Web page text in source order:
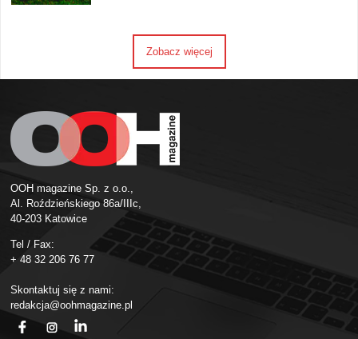
Zobacz więcej
OOH magazine Sp. z o.o.,
Al. Roździeńskiego 86a/IIIc,
40-203 Katowice
Tel / Fax:
+ 48 32 206 76 77
Skontaktuj się z nami:
redakcja@oohmagazine.pl